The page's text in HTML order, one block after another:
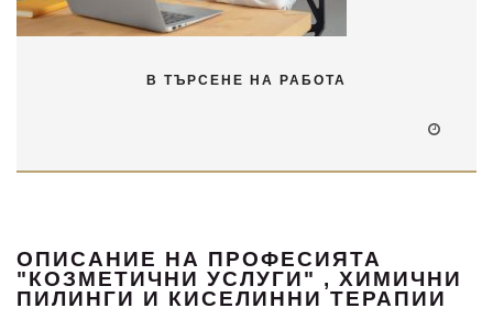
В ТЪРСЕНЕ НА РАБОТА
ОПИСАНИЕ НА ПРОФЕСИЯТА
"КОЗМЕТИЧНИ УСЛУГИ" , ХИМИЧНИ
ПИЛИНГИ И КИСЕЛИННИ ТЕРАПИИ